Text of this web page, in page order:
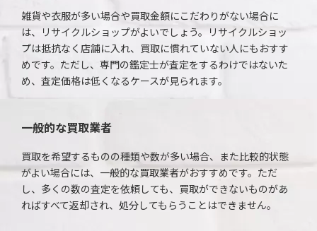
雑貨や衣服が多い場合や買取金額にこだわりがない場合に
は、リサイクルショップがよいでしょう。リサイクルショッ
プは抵抗なく店舗に入れ、買取に慣れていない人にもおすす
めです。ただし、専門の鑑定士が査定をするわけではないた
め、査定価格は低くなるケースが見られます。
一般的な買取業者
買取を希望するものの種類や数が多い場合、また比較的状態
がよい場合には、一般的な買取業者がおすすめです。ただ
し、多くの数の査定を依頼しても、買取ができないものがあ
ればすべて返却され、処分してもらうことはできません。